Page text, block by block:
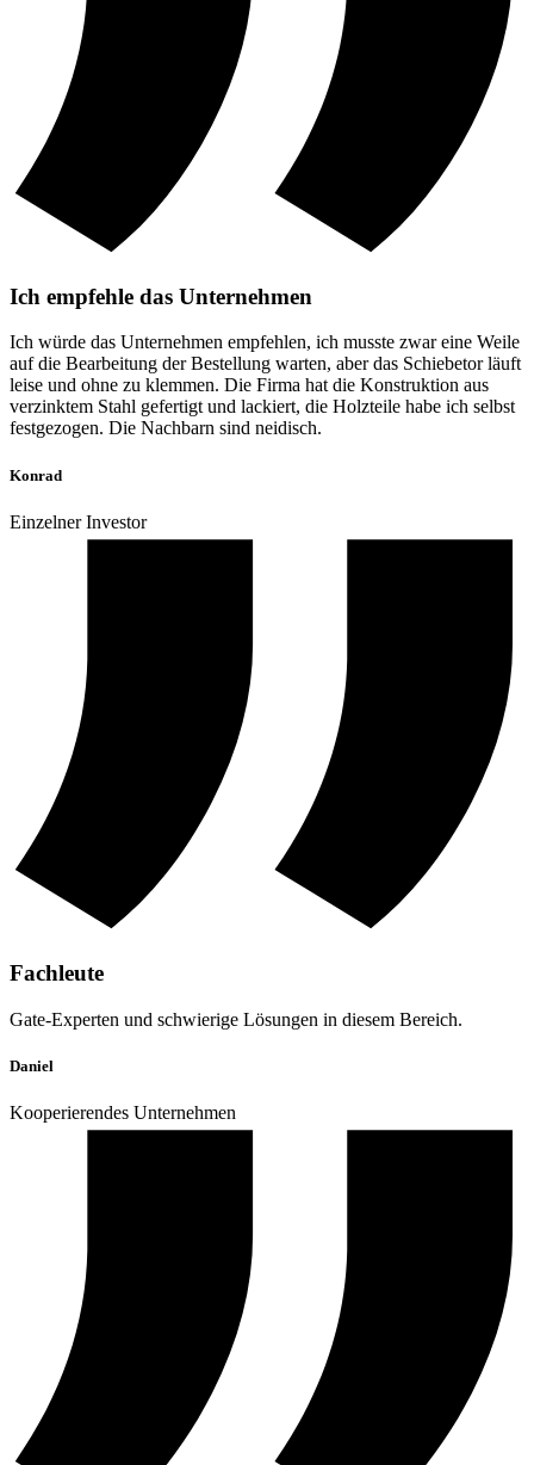
Ich empfehle das Unternehmen
Ich würde das Unternehmen empfehlen, ich musste zwar eine Weile
auf die Bearbeitung der Bestellung warten, aber das Schiebetor läuft
leise und ohne zu klemmen. Die Firma hat die Konstruktion aus
verzinktem Stahl gefertigt und lackiert, die Holzteile habe ich selbst
festgezogen. Die Nachbarn sind neidisch.
Konrad
Einzelner Investor
Fachleute
Gate-Experten und schwierige Lösungen in diesem Bereich.
Daniel
Kooperierendes Unternehmen